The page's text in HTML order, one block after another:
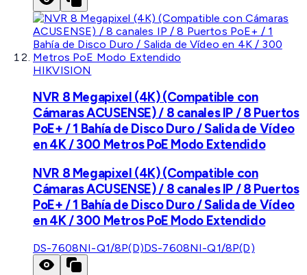
HIKVISION
NVR 8 Megapixel (4K) (Compatible con
Cámaras ACUSENSE) / 8 canales IP / 8 Puertos
PoE+ / 1 Bahía de Disco Duro / Salida de Vídeo
en 4K / 300 Metros PoE Modo Extendido
NVR 8 Megapixel (4K) (Compatible con
Cámaras ACUSENSE) / 8 canales IP / 8 Puertos
PoE+ / 1 Bahía de Disco Duro / Salida de Vídeo
en 4K / 300 Metros PoE Modo Extendido
DS-7608NI-Q1/8P(D)DS-7608NI-Q1/8P(D)